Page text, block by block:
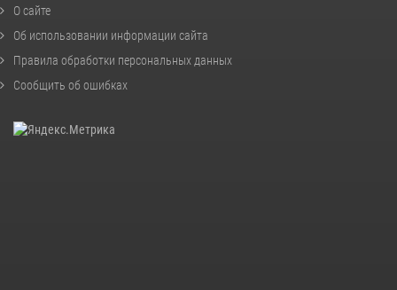
О сайте
Об использовании информации сайта
Правила обработки персональных данных
Сообщить об ошибках